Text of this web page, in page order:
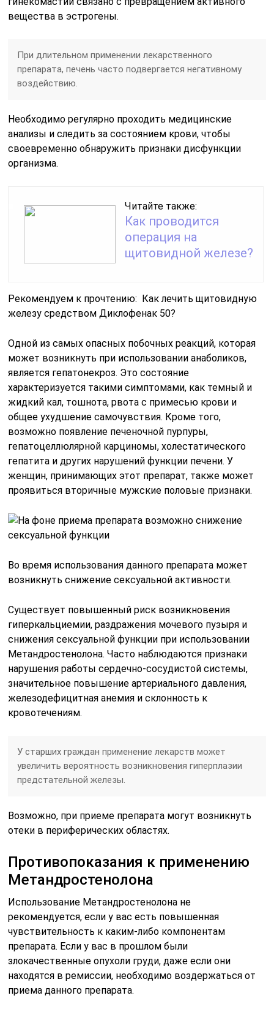
вещества в эстрогены.
При длительном применении лекарственного
препарата, печень часто подвергается негативному
воздействию.
Необходимо регулярно проходить медицинские
анализы и следить за состоянием крови, чтобы
своевременно обнаружить признаки дисфункции
организма.
Читайте также:
Как проводится
операция на
щитовидной железе?
Рекомендуем к прочтению: Как лечить щитовидную
железу средством Диклофенак 50?
Одной из самых опасных побочных реакций, которая
может возникнуть при использовании анаболиков,
является гепатонекроз. Это состояние
характеризуется такими симптомами, как темный и
жидкий кал, тошнота, рвота с примесью крови и
общее ухудшение самочувствия. Кроме того,
возможно появление печеночной пурпуры,
гепатоцеллюлярной карциномы, холестатического
гепатита и других нарушений функции печени. У
женщин, принимающих этот препарат, также может
проявиться вторичные мужские половые признаки.
Во время использования данного препарата может
возникнуть снижение сексуальной активности.
Существует повышенный риск возникновения
гиперкальциемии, раздражения мочевого пузыря и
снижения сексуальной функции при использовании
Метандростенолона. Часто наблюдаются признаки
нарушения работы сердечно-сосудистой системы,
значительное повышение артериального давления,
железодефицитная анемия и склонность к
кровотечениям.
У старших граждан применение лекарств может
увеличить вероятность возникновения гиперплазии
предстательной железы.
Возможно, при приеме препарата могут возникнуть
отеки в периферических областях.
Противопоказания к применению
Метандростенолона
Использование Метандростенолона не
рекомендуется, если у вас есть повышенная
чувствительность к каким-либо компонентам
препарата. Если у вас в прошлом были
злокачественные опухоли груди, даже если они
находятся в ремиссии, необходимо воздержаться от
приема данного препарата.